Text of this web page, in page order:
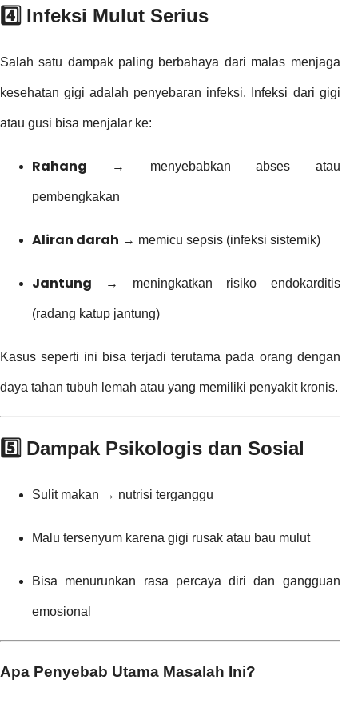
4️⃣ Infeksi Mulut Serius
Salah satu dampak paling berbahaya dari malas menjaga
kesehatan gigi adalah penyebaran infeksi. Infeksi dari gigi
atau gusi bisa menjalar ke:
Rahang → menyebabkan abses atau
pembengkakan
Aliran darah → memicu sepsis (infeksi sistemik)
Jantung → meningkatkan risiko endokarditis
(radang katup jantung)
Kasus seperti ini bisa terjadi terutama pada orang dengan
daya tahan tubuh lemah atau yang memiliki penyakit kronis.
5️⃣ Dampak Psikologis dan Sosial
Sulit makan → nutrisi terganggu
Malu tersenyum karena gigi rusak atau bau mulut
Bisa menurunkan rasa percaya diri dan gangguan
emosional
Apa Penyebab Utama Masalah Ini?